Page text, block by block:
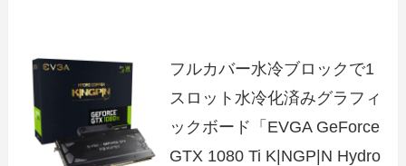
フルカバー水冷ブロックで1
スロット水冷化済みグラフィ
ックボード「EVGA GeForce
GTX 1080 Ti K|NGP|N Hydro